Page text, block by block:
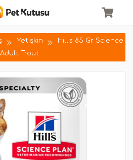
Yetişkin
Hill's 85 Gr Science
Trout